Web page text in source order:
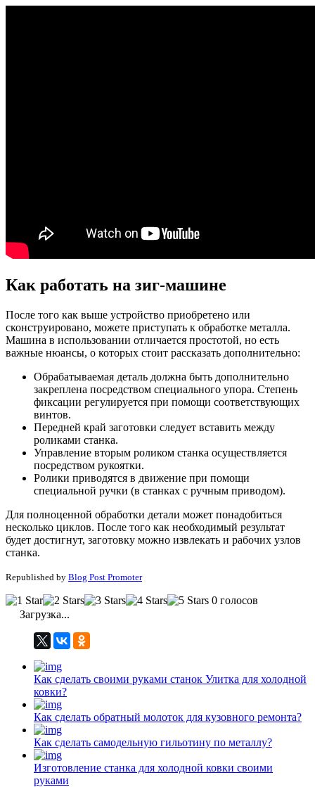
Как работать на зиг-машине
После того как выше устройство приобретено или
сконструировано, можете приступать к обработке металла.
Машина в использовании отличается простотой, но есть
важные нюансы, о которых стоит рассказать дополнительно:
Обрабатываемая деталь должна быть дополнительно
закреплена посредством специального упора. Степень
фиксации регулируется при помощи соответствующих
винтов.
Передней край заготовки следует вставить между
роликами станка.
Управление вторым роликом станка осуществляется
посредством рукоятки.
Ролики приводятся в движение при помощи
специальной ручки (в станках с ручным приводом).
Для полноценной обработки детали может понадобиться
несколько циклов. После того как необходимый результат
будет достигнут, заготовку можно извлекать и рабочих узлов
станка.
Republished by Blog Post Promoter
0 голосов
Загрузка...
Как сделать своими руками станок Улитка для холодной
ковки?
Как сделать обратный молоток для кузовного ремонта?
Как сделать самодельную гильотину по металлу?
Изготовление станка для холодной ковки своими
руками